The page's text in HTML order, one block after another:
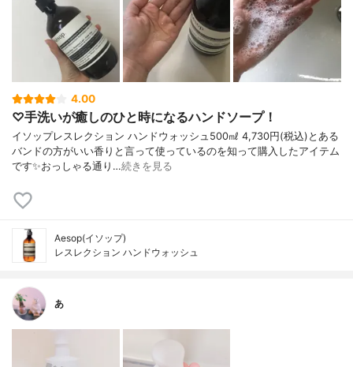
4.00
♡手洗いが癒しのひと時になるハンドソープ！
イソップレスレクション ハンドウォッシュ500㎖ 4,730円(税込)とある
バンドの方がいい香りと言って使っているのを知って購入したアイテム
です✨おっしゃる通り…続きを見る
Aesop(イソップ)
レスレクション ハンドウォッシュ
あ